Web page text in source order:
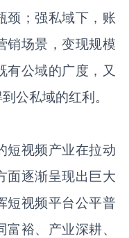
颈；强私域下，账
销场景，变现规模
有公域的广度，又
公私域的红利。
短视频产业在拉动
面逐渐呈现出巨大
短视频平台公平普
裕、产业深耕、